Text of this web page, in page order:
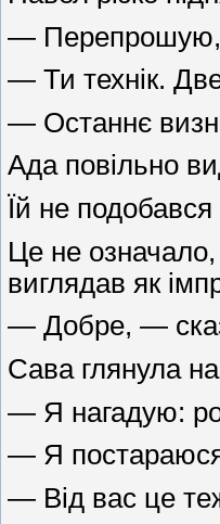
— Перепрошую,
— Ти технік.
— Останнє
Ада повільно
Їй не
Це не
виглядав як
— Добре, —
Сава глянула
— Я нагадую:
— Я
— Від вас це